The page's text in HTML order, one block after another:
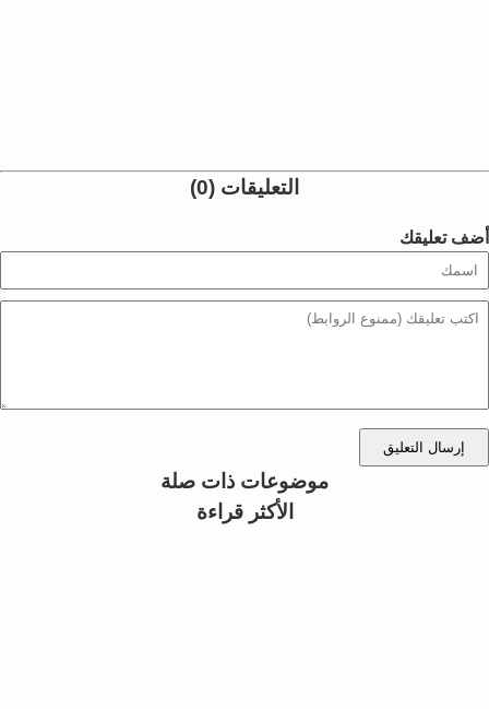
التعليقات (0)
أضف تعليقك
إرسال التعليق
موضوعات ذات صلة
الأكثر قراءة